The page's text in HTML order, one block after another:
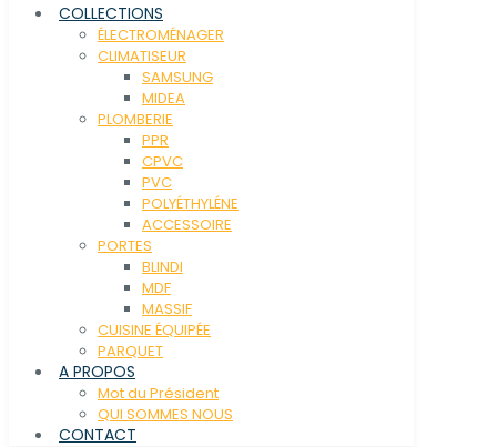
COLLECTIONS
ÉLECTROMÉNAGER
CLIMATISEUR
SAMSUNG
MIDEA
PLOMBERIE
PPR
CPVC
PVC
POLYÉTHYLÉNE
ACCESSOIRE
PORTES
BLINDI
MDF
MASSIF
CUISINE ÉQUIPÉE
PARQUET
A PROPOS
Mot du Président
QUI SOMMES NOUS
CONTACT